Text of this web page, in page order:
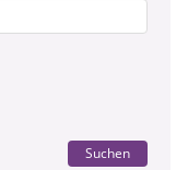
Suchen